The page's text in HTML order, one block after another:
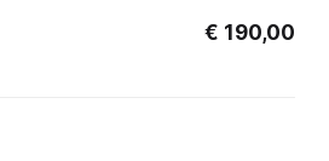
€ 190,00